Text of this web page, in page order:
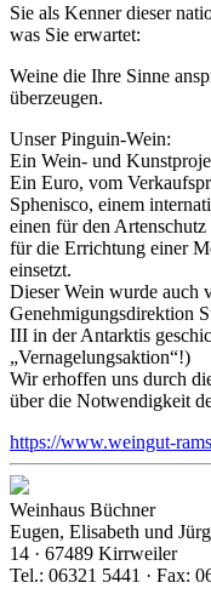
Sie als Kenner dieser
was Sie erwartet:
Weine die Ihre Sinne
überzeugen.
Unser Pinguin-Wein:
Ein Wein- und
Ein Euro, vom
Sphenisco, einem
einen für den
für die Errichtung einer
einsetzt.
Dieser Wein wurde auch
Genehmigungsdirektion
III in der Antarktis
„Vernagelungsaktion“!)
Wir erhoffen uns durch
über die Notwendigkeit
https://www.weingut-
Weinhaus Büchner
Eugen, Elisabeth und
14 · 67489 Kirrweiler
Tel.: 06321 5441 · Fax: